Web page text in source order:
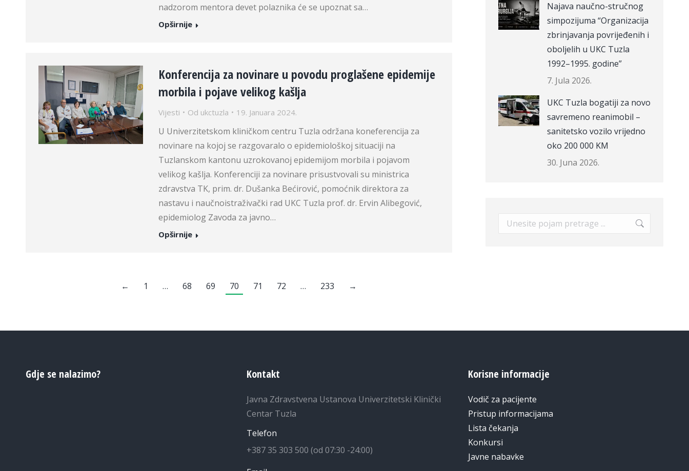
nadzorom mentora devet polaznika će se upoznat sa…
Opširnije
Konferencija za novinare u povodu proglašene epidemije
morbila i pojave velikog kašlja
Vijesti Od ukctuzla 19. Januara 2024.
U Univerzitetskom kliničkom centru Tuzla održana koneferencija za
novinare na kojoj se razgovaralo o epidemiološkoj situaciji na
Tuzlanskom kantonu uzrokovanoj epidemijom morbila i pojavom
velikog kašlja. Konferenciji za novinare prisustvovali su ministrica
zdravstva TK, prim. dr. Dušanka Bećirović, pomoćnik direktora za
nastavu i naučnoistraživački rad UKC Tuzla prof. dr. Ervin Alibegović,
epidemiolog Zavoda za javno…
Opširnije
← 1 … 68 69 70 71 72 … 233 →
Najava naučno-stručnog
simpozijuma “Organizacija
zbrinjavanja povrijeđenih i
oboljelih u UKC Tuzla
1992–1995. godine”
7. Jula 2026.
UKC Tuzla bogatiji za novo
savremeno reanimobil –
sanitetsko vozilo vrijedno
oko 200 000 KM
30. Juna 2026.
Search:
Gdje se nalazimo? Kontakt
Javna Zdravstvena Ustanova Univerzitetski Klinički
Centar Tuzla
Telefon
+387 35 303 500 (od 07:30 -24:00)
Korisne informacije
Vodič za pacijente
Pristup informacijama
Lista čekanja
Konkursi
Javne nabavke